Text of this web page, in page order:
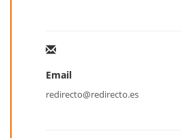
Email
redirecto@redirecto.es